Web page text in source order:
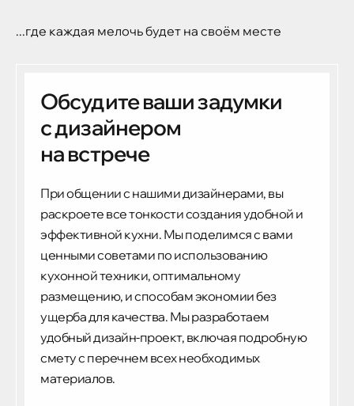
...где каждая мелочь будет на своём месте
Обсудите ваши задумки
с дизайнером
на встрече
При общении с нашими дизайнерами, вы
раскроете все тонкости создания удобной и
эффективной кухни. Мы поделимся с вами
ценными советами по использованию
кухонной техники, оптимальному
размещению, и способам экономии без
ущерба для качества. Мы разработаем
удобный дизайн-проект, включая подробную
смету с перечнем всех необходимых
материалов.